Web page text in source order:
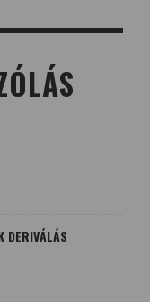
DERIVÁLÁS